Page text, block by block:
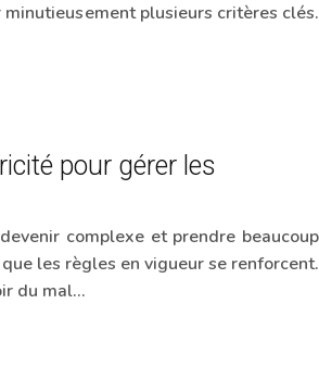
plusieurs critères clés.
pour gérer les
complexe et prendre beaucoup
les règles en vigueur se renforcent.
du mal…